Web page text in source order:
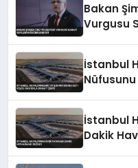
Bakan
Vurgusu
İstanbul
Nüfusunu
İstanbul
Dakik